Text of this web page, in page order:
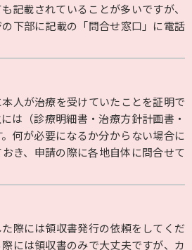
記載されていることが多いですが、
下部に記載の「問合せ窓口」に電話
人が治療を受けていたことを証明で
は（診療明細書・治療方針計画書・
何が必要になるか分からない場合に
き、申請の際に各地自体に問合せて
際には領収書発行の依頼をしてくだ
には領収書のみで大丈夫ですが、カ